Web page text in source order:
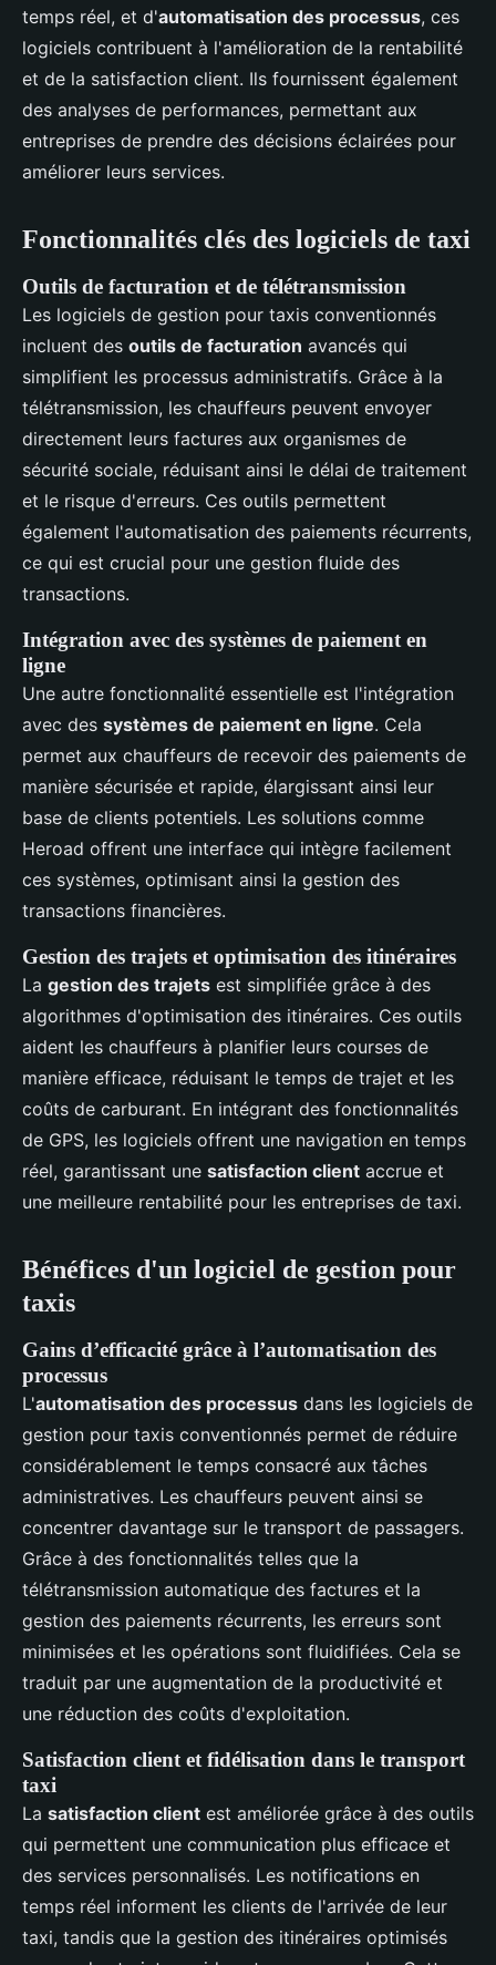
temps réel, et d'automatisation des processus, ces
logiciels contribuent à l'amélioration de la rentabilité
et de la satisfaction client. Ils fournissent également
des analyses de performances, permettant aux
entreprises de prendre des décisions éclairées pour
améliorer leurs services.
Fonctionnalités clés des logiciels de taxi
Outils de facturation et de télétransmission
Les logiciels de gestion pour taxis conventionnés
incluent des outils de facturation avancés qui
simplifient les processus administratifs. Grâce à la
télétransmission, les chauffeurs peuvent envoyer
directement leurs factures aux organismes de
sécurité sociale, réduisant ainsi le délai de traitement
et le risque d'erreurs. Ces outils permettent
également l'automatisation des paiements récurrents,
ce qui est crucial pour une gestion fluide des
transactions.
Intégration avec des systèmes de paiement en
ligne
Une autre fonctionnalité essentielle est l'intégration
avec des systèmes de paiement en ligne. Cela
permet aux chauffeurs de recevoir des paiements de
manière sécurisée et rapide, élargissant ainsi leur
base de clients potentiels. Les solutions comme
Heroad offrent une interface qui intègre facilement
ces systèmes, optimisant ainsi la gestion des
transactions financières.
Gestion des trajets et optimisation des itinéraires
La gestion des trajets est simplifiée grâce à des
algorithmes d'optimisation des itinéraires. Ces outils
aident les chauffeurs à planifier leurs courses de
manière efficace, réduisant le temps de trajet et les
coûts de carburant. En intégrant des fonctionnalités
de GPS, les logiciels offrent une navigation en temps
réel, garantissant une satisfaction client accrue et
une meilleure rentabilité pour les entreprises de taxi.
Bénéfices d'un logiciel de gestion pour
taxis
Gains d’efficacité grâce à l’automatisation des
processus
L'automatisation des processus dans les logiciels de
gestion pour taxis conventionnés permet de réduire
considérablement le temps consacré aux tâches
administratives. Les chauffeurs peuvent ainsi se
concentrer davantage sur le transport de passagers.
Grâce à des fonctionnalités telles que la
télétransmission automatique des factures et la
gestion des paiements récurrents, les erreurs sont
minimisées et les opérations sont fluidifiées. Cela se
traduit par une augmentation de la productivité et
une réduction des coûts d'exploitation.
Satisfaction client et fidélisation dans le transport
taxi
La satisfaction client est améliorée grâce à des outils
qui permettent une communication plus efficace et
des services personnalisés. Les notifications en
temps réel informent les clients de l'arrivée de leur
taxi, tandis que la gestion des itinéraires optimisés